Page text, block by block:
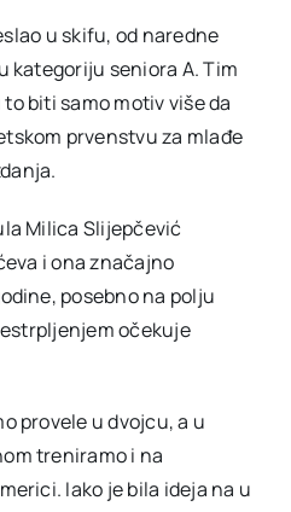
u skifu, od naredne
kategoriju seniora A. Tim
biti samo motiv više da
prvenstvu za mlađe
Milica Slijepčević
i ona značajno
posebno na polju
očekuje
provele u dvojcu, a u
treniramo i na
Iako je bila ideja na u